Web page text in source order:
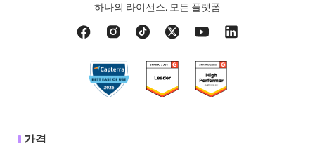
하나의 라이선스, 모든 플랫폼
가격